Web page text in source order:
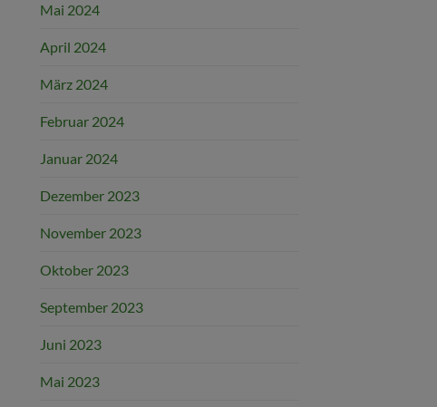
Mai 2024
April 2024
März 2024
Februar 2024
Januar 2024
Dezember 2023
November 2023
Oktober 2023
September 2023
Juni 2023
Mai 2023